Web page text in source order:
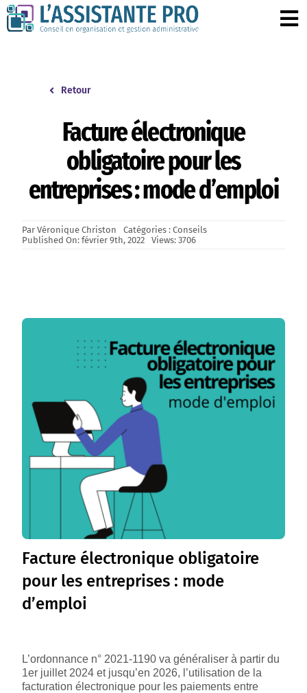
Passer
au
contenu
Nos services
L’Assistante Pro
Le point d’actu
Retour
Facture électronique
obligatoire pour les
entreprises : mode d’emploi
Par Véronique Christon Catégories : Conseils
Published On: février 9th, 2022
Views: 3706
Facture électronique obligatoire
pour les entreprises : mode
d’emploi
L’ordonnance n° 2021-1190 va généraliser à partir du
1er juillet 2024 et jusqu’en 2026, l’utilisation de la
facturation électronique pour les paiements entre